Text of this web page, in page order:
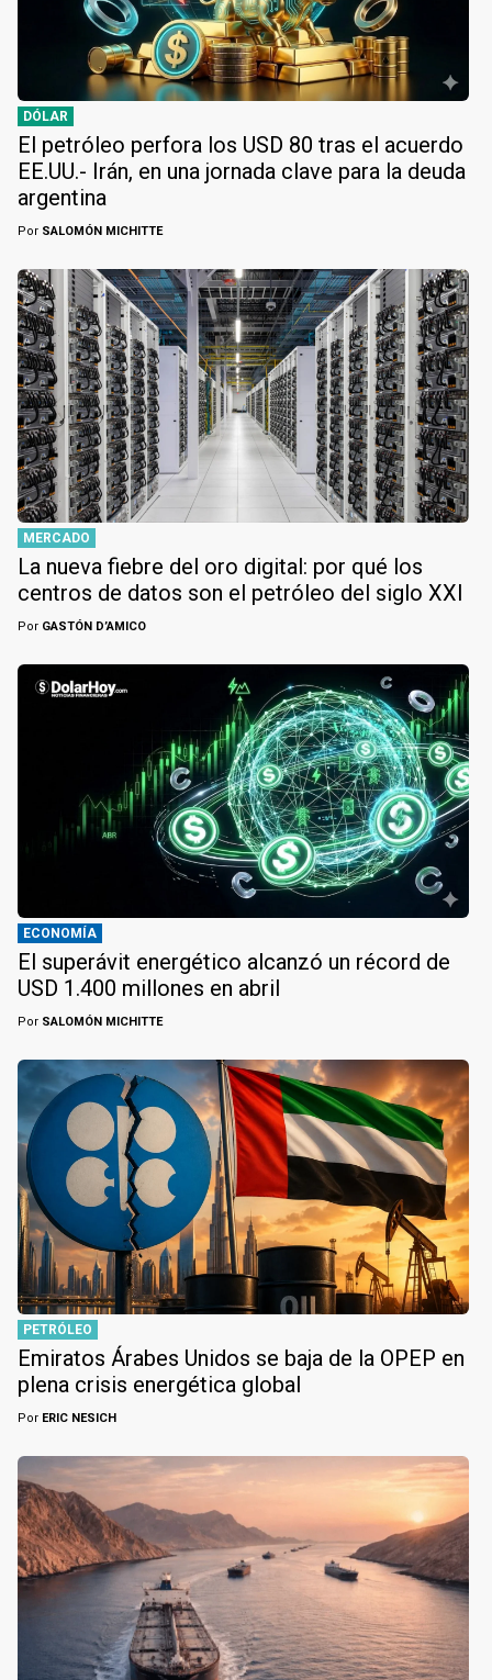
DÓLAR
El petróleo perfora los USD 80 tras el acuerdo
EE.UU.- Irán, en una jornada clave para la deuda
argentina
Por SALOMÓN MICHITTE
MERCADO
La nueva fiebre del oro digital: por qué los
centros de datos son el petróleo del siglo XXI
Por GASTÓN D’AMICO
ECONOMÍA
El superávit energético alcanzó un récord de
USD 1.400 millones en abril
Por SALOMÓN MICHITTE
PETRÓLEO
Emiratos Árabes Unidos se baja de la OPEP en
plena crisis energética global
Por ERIC NESICH